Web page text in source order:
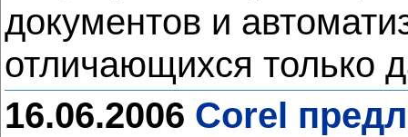
документов и
отличающихся только
16.06.2006 Corel